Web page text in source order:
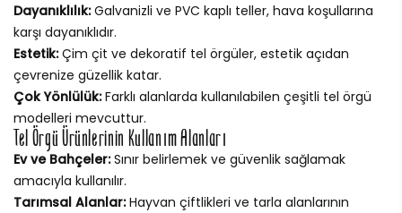
Dayanıklılık:Galvanizli ve PVC kaplı teller, hava koşullarına
karşı dayanıklıdır.
Estetik:Çim çit ve dekoratif tel örgüler, estetik açıdan
çevrenize güzellik katar.
Çok Yönlülük:Farklı alanlarda kullanılabilen çeşitli tel örgü
modelleri mevcuttur.
Tel Örgü Ürünlerinin Kullanım Alanları
Ev ve Bahçeler:Sınır belirlemek ve güvenlik sağlamak
amacıyla kullanılır.
Tarımsal Alanlar:Hayvan çiftlikleri ve tarla alanlarının